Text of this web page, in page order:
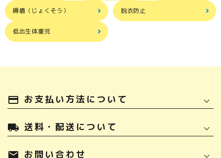
褥瘡（じょくそう） 脱衣防止
低出生体重児
payment お支払い方法について
local_shipping 送料・配送について
mail お問い合わせ